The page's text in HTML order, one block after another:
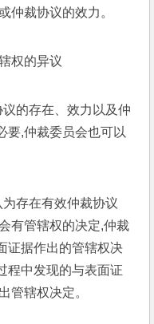
仲裁协议的效力。
权的异议
的存在、效力以及仲
要,仲裁委员会也可以
存在有效仲裁协议
有管辖权的决定,仲裁
证据作出的管辖权决
程中发现的与表面证
管辖权决定。